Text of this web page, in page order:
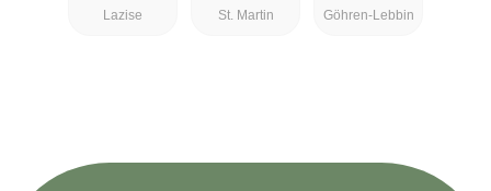
Lazise
St. Martin Göhren-Lebbin